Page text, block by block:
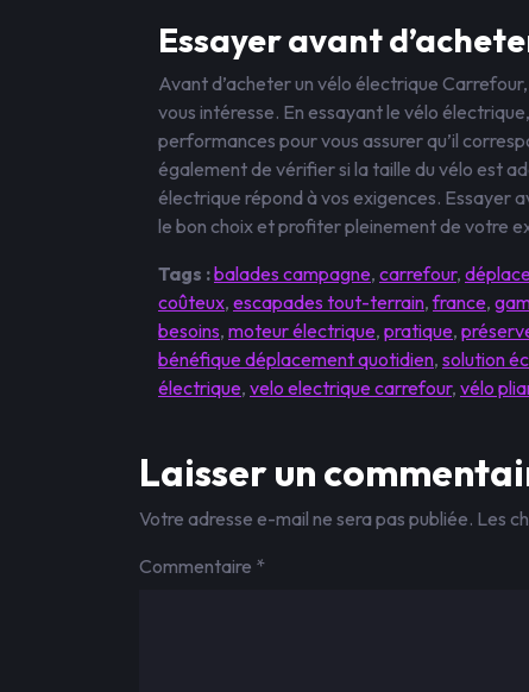
Essayer avant
Avant d’acheter un vélo électrique
vous intéresse. En essayant le vélo
performances pour vous assurer qu’il
également de vérifier si la taille du vélo est
électrique répond à vos exigences. Essayer
le bon choix et profiter pleinement de votre
Tags :balades campagne, carrefour,
coûteux, escapades tout-terrain,france,
besoins, moteur électrique, pratique,
bénéfique déplacement quotidien, solution
électrique, velo electrique carrefour, vélo
Laisser un
Votre adresse e-mail ne sera pas publiée. Les
Commentaire *